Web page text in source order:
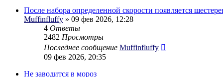
После набора определенной скорости появляется
Muffinfluffy » 09 фев 2026, 12:28
4 Ответы
2482 Просмотры
Последнее сообщение Muffinfluffy
09 фев 2026, 20:35
Не заводится в мороз